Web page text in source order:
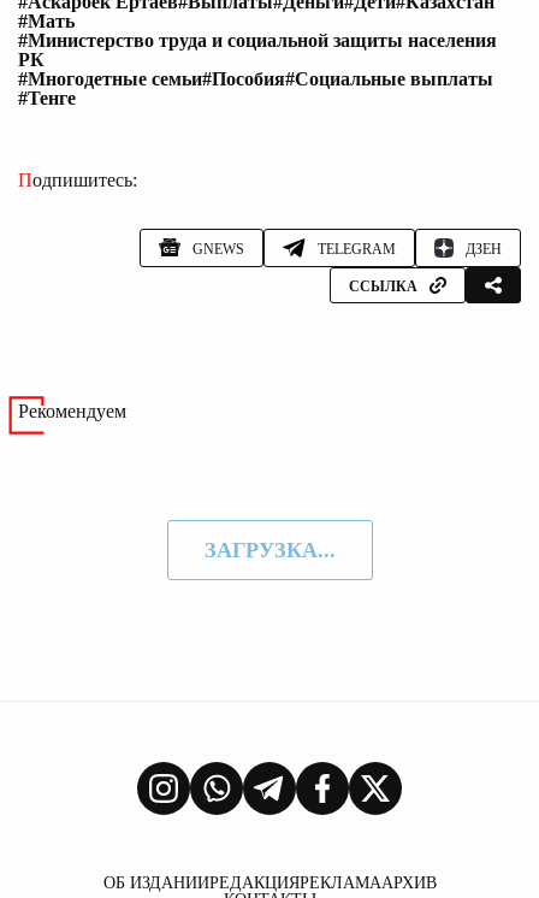
#Мать
#Министерство труда и социальной защиты населения
РК
#Многодетные семьи#Пособия#Социальные выплаты
#Тенге
Подпишитесь:
GNEWS TELEGRAM ДЗЕН
ССЫЛКА
Рекомендуем
ЗАГРУЗКА...
ОБ ИЗДАНИИРЕДАКЦИЯРЕКЛАМААРХИВ